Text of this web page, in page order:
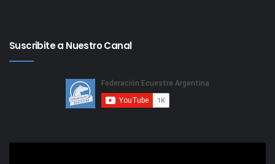
Suscribite a Nuestro Canal